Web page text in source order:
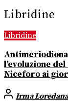
Libridine
Libridine
l’evoluzione
Niceforo ai
Irma